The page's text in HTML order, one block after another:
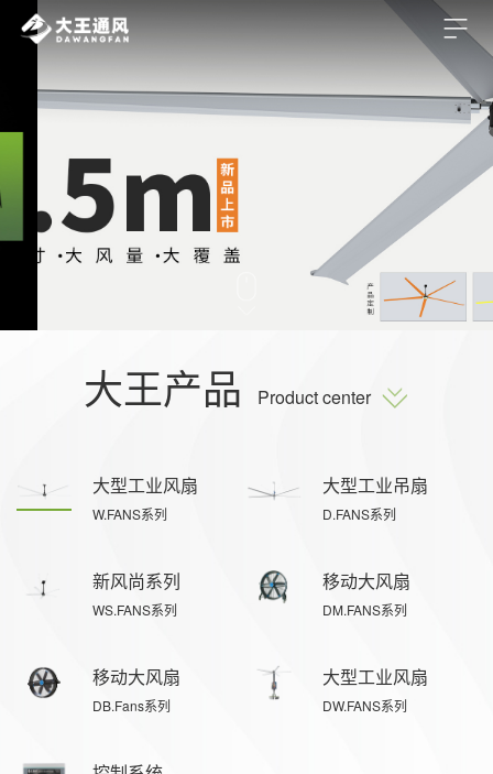
大王产品 Product center
大型工业风扇
W.FANS系列
大型工业吊扇
D.FANS系列
新风尚系列
WS.FANS系列
移动大风扇
DM.FANS系列
移动大风扇
DB.Fans系列
大型工业风扇
DW.FANS系列